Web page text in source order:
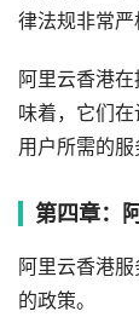
律法规非常严
阿里云香港
味着，它们
用户所需的服
第四章：
阿里云香港
的政策。